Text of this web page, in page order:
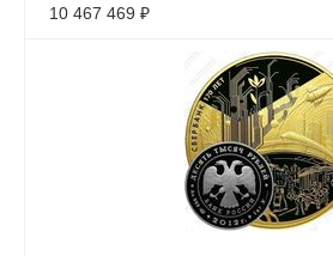
10 467 469 ₽